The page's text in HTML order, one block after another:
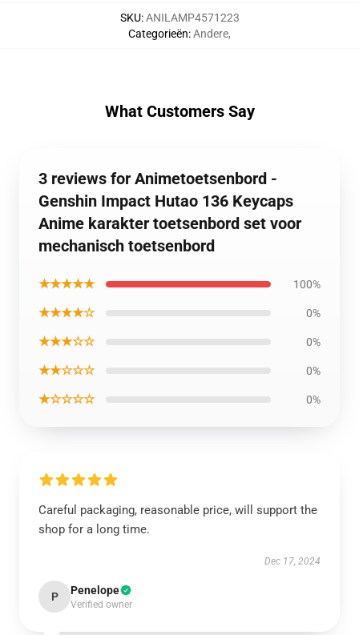
SKU:ANILAMP4571223
Categorieën:Andere,
What Customers Say
3 reviews for Animetoetsenbord -
Genshin Impact Hutao 136 Keycaps
Anime karakter toetsenbord set voor
mechanisch toetsenbord
★★★★★ 100%
★★★★☆ 0%
★★★☆☆ 0%
★★☆☆☆ 0%
★☆☆☆☆ 0%
Careful packaging, reasonable price, will support the
shop for a long time.
Dec 17, 2024
P Penelope
Verified owner